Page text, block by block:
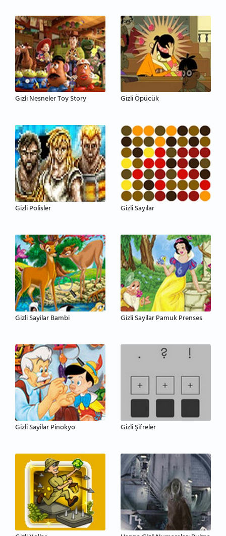
Gizli Nesneler Toy Story Gizli Öpücük
Gizli Polisler Gizli Sayılar
Gizli Sayilar Bambi Gizli Sayilar Pamuk Prenses
Gizli Sayilar Pinokyo Gizli Şifreler